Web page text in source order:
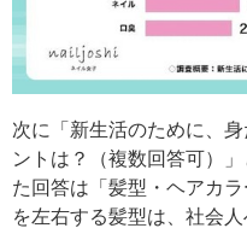
次に「新生活のために、
ントは？（複数回答可）
た回答は「髪型・ヘアカ
を左右する髪型は、社会